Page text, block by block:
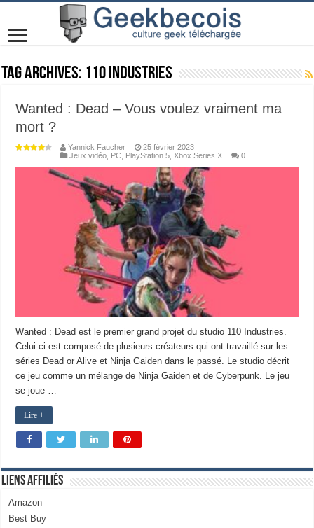
Tag Archives: 110 Industries
Wanted : Dead – Vous voulez vraiment ma
mort ?
Yannick Faucher
25 février 2023
Jeux vidéo PC PlayStation 5 ,Xbox Series X 0
Wanted : Dead est le premier grand projet du studio 110 Industries.
Celui-ci est composé de plusieurs créateurs qui ont travaillé sur les
séries Dead or Alive et Ninja Gaiden dans le passé. Le studio décrit
ce jeu comme un mélange de Ninja Gaiden et de Cyberpunk. Le jeu
se joue …
Lire +
Liens Affiliés
Amazon
Best Buy